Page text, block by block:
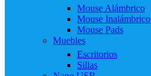
Mouse Alámbrico
Mouse Inalámbrico
Mouse Pads
Muebles
Escritorios
Sillas